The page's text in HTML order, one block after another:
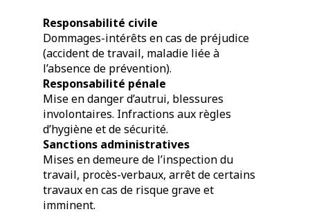
Responsabilité civile
Dommages-intérêts en cas de préjudice
(accident de travail, maladie liée à
l’absence de prévention).
Responsabilité pénale
Mise en danger d’autrui, blessures
involontaires. Infractions aux règles
d’hygiène et de sécurité.
Sanctions administratives
Mises en demeure de l’inspection du
travail, procès-verbaux, arrêt de certains
travaux en cas de risque grave et
imminent.